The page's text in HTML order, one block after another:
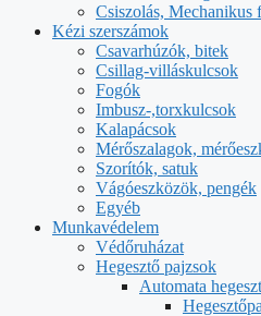
Csiszolás, Mechanikus
Kézi szerszámok
Csavarhúzók, bitek
Csillag-villáskulcsok
Fogók
Imbusz-,torxkulcsok
Kalapácsok
Mérőszalagok,
Szorítók, satuk
Vágóeszközök, pengék
Egyéb
Munkavédelem
Védőruházat
Hegesztő pajzsok
Automata